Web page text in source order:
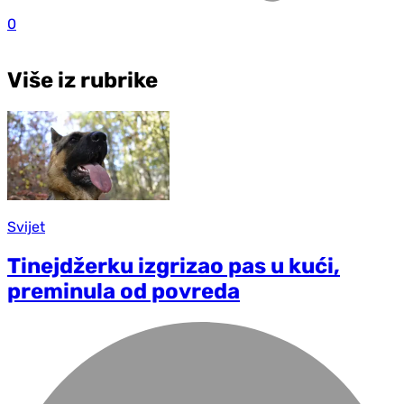
0
Više iz rubrike
Svijet
Tinejdžerku izgrizao pas u kući,
preminula od povreda